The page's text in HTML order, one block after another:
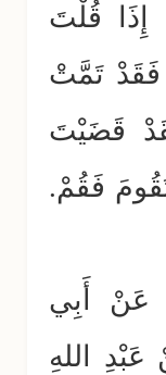
إِذَا قُلْتَ
فَقَدْ تَمَّتْ
قَضَيْتَ
فَقُمْ.
عَنْ أَبِي
عَبْدِ اللهِ